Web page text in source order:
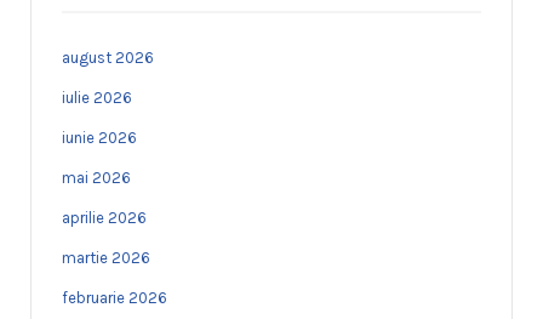
august 2026
iulie 2026
iunie 2026
mai 2026
aprilie 2026
martie 2026
februarie 2026